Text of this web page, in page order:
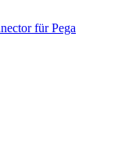
für Pega